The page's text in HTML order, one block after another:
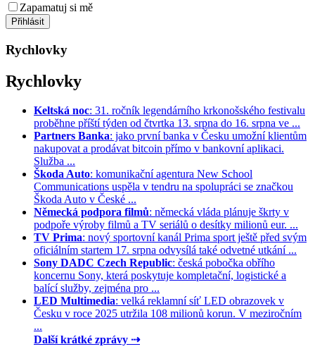
Zapamatuj si mě
Rychlovky
Rychlovky
Keltská noc: 31. ročník legendárního krkonošského festivalu
proběhne příští týden od čtvrtka 13. srpna do 16. srpna ve ...
Partners Banka: jako první banka v Česku umožní klientům
nakupovat a prodávat bitcoin přímo v bankovní aplikaci.
Služba ...
Škoda Auto: komunikační agentura New School
Communications uspěla v tendru na spolupráci se značkou
Škoda Auto v České ...
Německá podpora filmů: německá vláda plánuje škrty v
podpoře výroby filmů a TV seriálů o desítky milionů eur. ...
TV Prima: nový sportovní kanál Prima sport ještě před svým
oficiálním startem 17. srpna odvysílá také odvetné utkání ...
Sony DADC Czech Republic: česká pobočka obřího
koncernu Sony, která poskytuje kompletační, logistické a
balící služby, zejména pro ...
LED Multimedia: velká reklamní síť LED obrazovek v
Česku v roce 2025 utržila 108 milionů korun. V meziročním
...
Další krátké zprávy ⇢